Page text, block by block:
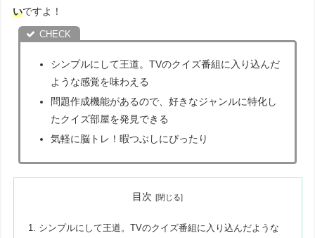
いですよ！
シンプルにして王道。TVのクイズ番組に入り込んだ
ような感覚を味わえる
問題作成機能があるので、好きなジャンルに特化し
たクイズ部屋を発見できる
気軽に脳トレ！暇つぶしにぴったり
目次
シンプルにして王道。TVのクイズ番組に入り込んだような